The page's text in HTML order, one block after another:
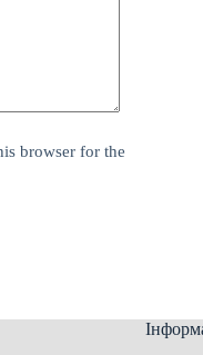
browser for the